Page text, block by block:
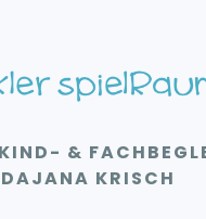
&
DAJANA KRISCH